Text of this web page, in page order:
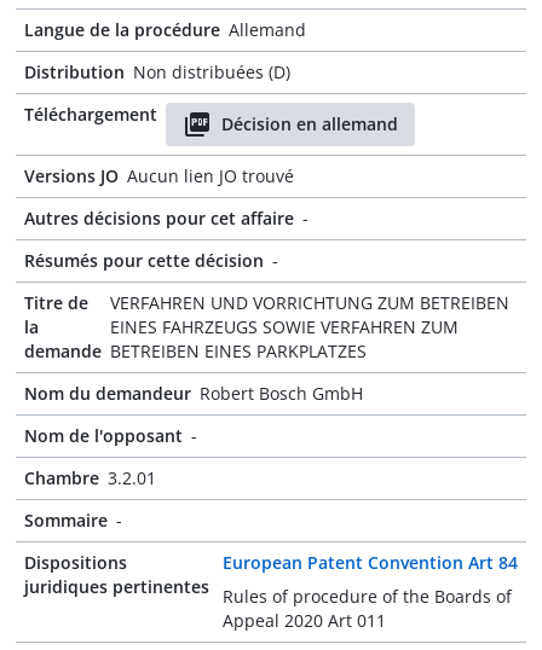
Langue de la procédure Allemand
Distribution Non distribuées (D)
Téléchargement
Décision en allemand
Versions JO Aucun lien JO trouvé
Autres décisions pour cet affaire -
Résumés pour cette décision -
Titre de
la
demande
VERFAHREN UND VORRICHTUNG ZUM BETREIBEN
EINES FAHRZEUGS SOWIE VERFAHREN ZUM
BETREIBEN EINES PARKPLATZES
Nom du demandeur Robert Bosch GmbH
Nom de l'opposant -
Chambre 3.2.01
Sommaire -
Dispositions
juridiques pertinentes
European Patent Convention Art 84
Rules of procedure of the Boards of
Appeal 2020 Art 011